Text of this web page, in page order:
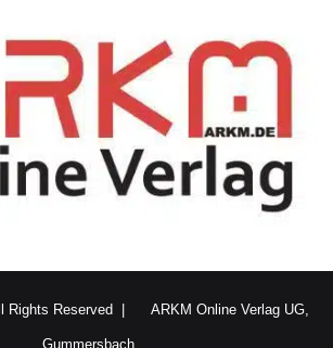
• Finanzen • GmbH• IHK
• Mittelstand Recht•
Seminar• Steuern• Strategie•
• Unternehmer•Wirtschaft•
Rights Reserved | ARKM Online Verlag UG,
Gummersbach.